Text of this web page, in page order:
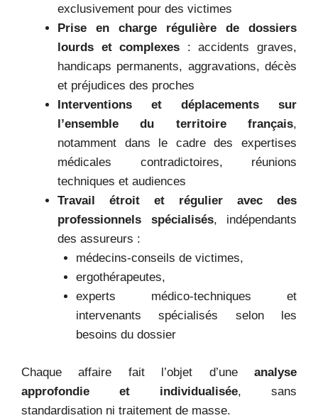
exclusivement pour des victimes
Prise en charge régulière de dossiers
lourds et complexes : accidents graves,
handicaps permanents, aggravations, décès
et préjudices des proches
Interventions et déplacements sur
l’ensemble du territoire français,
notamment dans le cadre des expertises
médicales contradictoires, réunions
techniques et audiences
Travail étroit et régulier avec des
professionnels spécialisés, indépendants
des assureurs :
médecins-conseils de victimes,
ergothérapeutes,
experts médico-techniques et
intervenants spécialisés selon les
besoins du dossier
Chaque affaire fait l’objet d’une analyse
approfondie et individualisée, sans
standardisation ni traitement de masse.